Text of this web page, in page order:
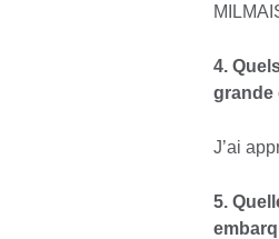
4.
grande
J’ai
5.